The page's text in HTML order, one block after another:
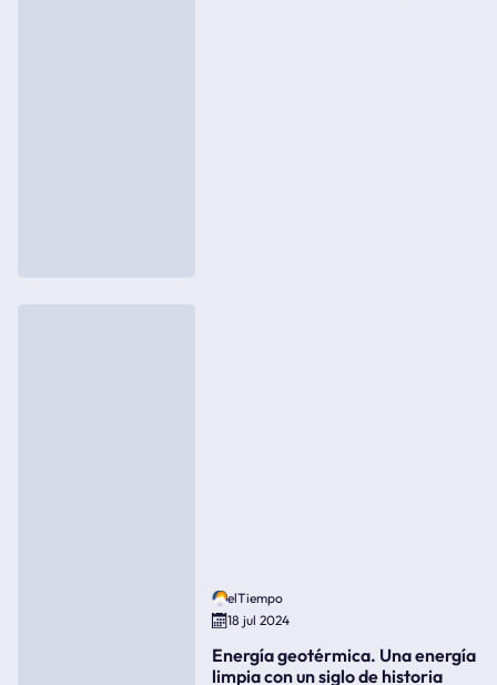
elTiempo
18 jul 2024
Energía geotérmica. Una energía
limpia con un siglo de historia